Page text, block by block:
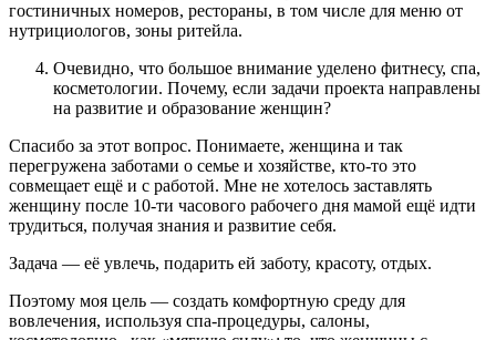
гостиничных номеров, рестораны, в том числе для меню от
нутрициологов, зоны ритейла.
Очевидно, что большое внимание уделено фитнесу, спа,
косметологии. Почему, если задачи проекта направлены
на развитие и образование женщин?
Cпасибо за этот вопрос. Понимаете, женщина и так
перегружена заботами о семье и хозяйстве, кто-то это
совмещает ещё и с работой. Мне не хотелось заставлять
женщину после 10-ти часового рабочего дня мамой ещё идти
трудиться, получая знания и развитие себя.
Задача — её увлечь, подарить ей заботу, красоту, отдых.
Поэтому моя цель — создать комфортную среду для
вовлечения, используя спа-процедуры, салоны,